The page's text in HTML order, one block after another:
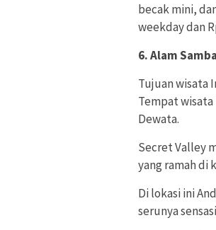
becak mini,
weekday dan
6. Alam
Tujuan wisata
Tempat
Dewata.
Secret Valley
yang ramah di
Di lokasi ini
serunya